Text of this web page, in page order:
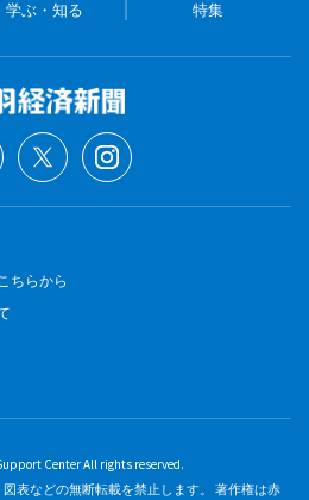
学ぶ・知る 特集
ちらから
Center All rights reserved.
表などの無断転載を禁止します。 著作権は赤